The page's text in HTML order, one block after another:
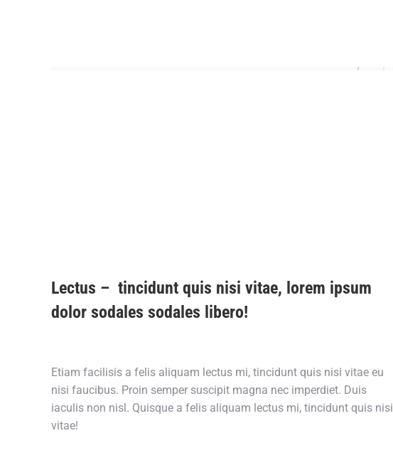
Lectus – tincidunt quis nisi vitae, lorem ipsum
dolor sodales sodales libero!
Etiam facilisis a felis aliquam lectus mi, tincidunt quis nisi vitae eu
nisi faucibus. Proin semper suscipit magna nec imperdiet. Duis
iaculis non nisl. Quisque a felis aliquam lectus mi, tincidunt quis nisi
vitae!